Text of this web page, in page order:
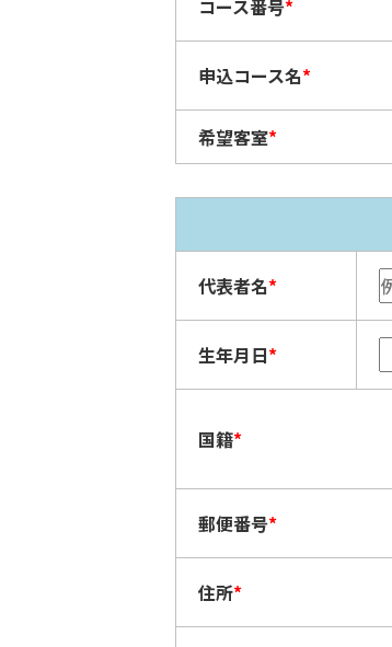
コース番号*
申込コース名*
希望客室*
代表者名*
生年月日*
国籍*
郵便番号*
住所*